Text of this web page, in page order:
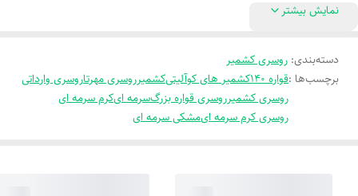
نمایش بیشتر
دسته‌بندی: روسری کشمیر
برچسب‌ها :قواره 140 کشمیر های کوآلیتیکشمیرروسری مهرتاروسری وارداتی
روسری کشمیرروسری قواره بزرگسرمه ایکرم سرمه ای
روسری کرم سرمه ایمشکی سرمه ای